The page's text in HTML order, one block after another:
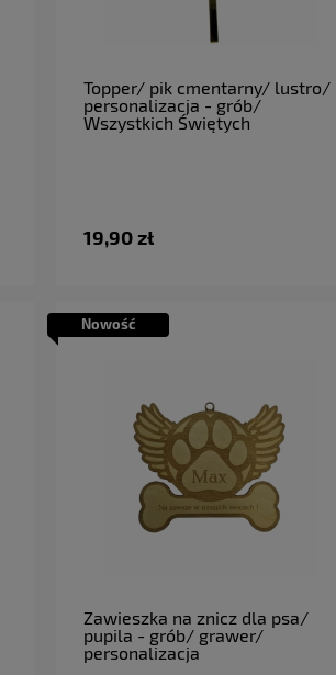
Topper/ pik cmentarny/ lustro/
personalizacja - grób/
Wszystkich Świętych
19,90 zł
Zawieszka na znicz dla psa/
pupila - grób/ grawer/
personalizacja
Nowość